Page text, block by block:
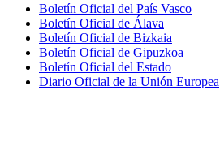
Boletín Oficial del País Vasco
Boletín Oficial de Álava
Boletín Oficial de Bizkaia
Boletín Oficial de Gipuzkoa
Boletín Oficial del Estado
Diario Oficial de la Unión Europea